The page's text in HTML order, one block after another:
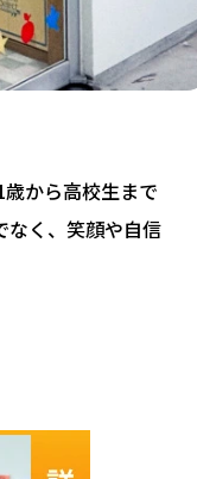
から高校生まで
なく、笑顔や自信